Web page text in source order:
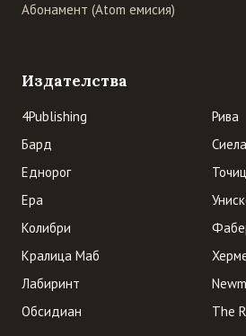
Абонамент (Atom емисия)
Издателства
4Publishing
Бард
Еднорог
Ера
Колибри
Кралица Маб
Лабиринт
Обсидиан
Рива
Сиела
The